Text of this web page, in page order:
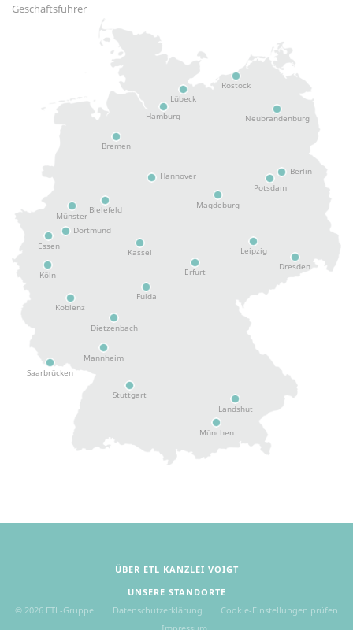
Geschäftsführer
Berlin
Bielefeld
Bremen
Dietzenbach
Dortmund
Dresden
Erfurt
Essen
Fulda
Hamburg
Hannover
Kassel
Koblenz
Köln
Landshut
Leipzig
Lübeck
Magdeburg
Mannheim
München
Münster
Neubrandenburg
Potsdam
Rostock
Saarbrücken
Stuttgart
ÜBER ETL KANZLEI VOIGT
UNSERE STANDORTE
©2026 ETL-Gruppe Datenschutzerklärung
Cookie-Einstellungen prüfen